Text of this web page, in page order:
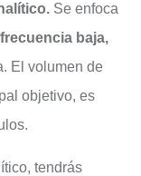
Se enfoca
baja,
El volumen de
objetivo, es
tendrás